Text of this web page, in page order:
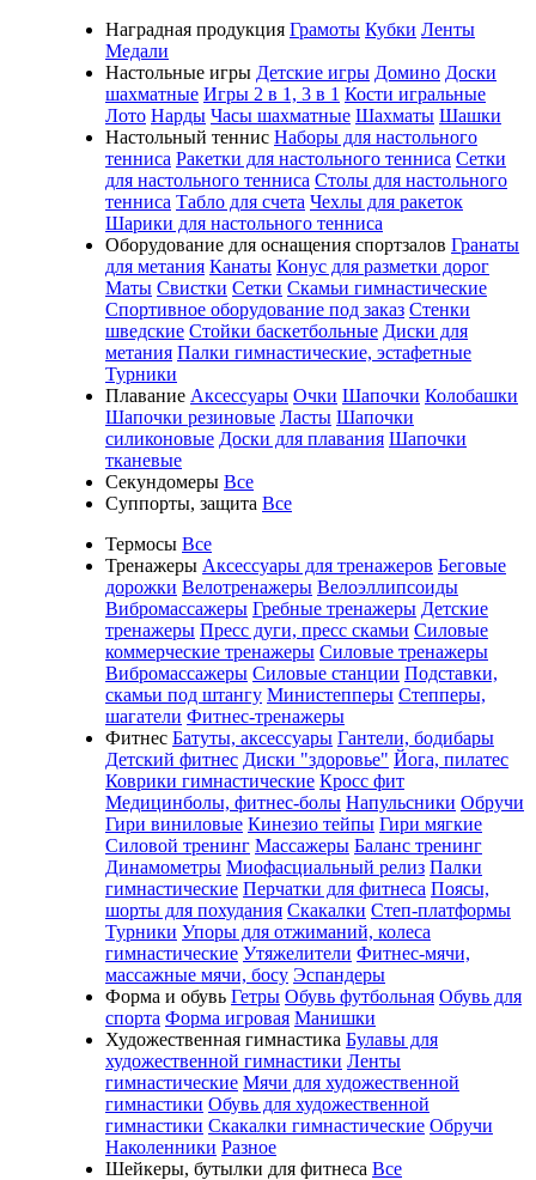
Наградная продукция Грамоты Кубки Ленты
Медали
Настольные игры Детские игры Домино Доски
шахматные Игры 2 в 1, 3 в 1 Кости игральные
Лото Нарды Часы шахматные Шахматы Шашки
Настольный теннис Наборы для настольного
тенниса Ракетки для настольного тенниса Сетки
для настольного тенниса Столы для настольного
тенниса Табло для счета Чехлы для ракеток
Шарики для настольного тенниса
Оборудование для оснащения спортзалов Гранаты
для метания Канаты Конус для разметки дорог
Маты Свистки Сетки Скамьи гимнастические
Спортивное оборудование под заказ Стенки
шведские Стойки баскетбольные Диски для
метания Палки гимнастические, эстафетные
Турники
Плавание Аксессуары Очки Шапочки Колобашки
Шапочки резиновые Ласты Шапочки
силиконовые Доски для плавания Шапочки
тканевые
Секундомеры Все
Суппорты, защита Все
Термосы Все
Тренажеры Аксессуары для тренажеров Беговые
дорожки Велотренажеры Велоэллипсоиды
Вибромассажеры Гребные тренажеры Детские
тренажеры Пресс дуги, пресс скамьи Силовые
коммерческие тренажеры Силовые тренажеры
Вибромассажеры Силовые станции Подставки,
скамьи под штангу Министепперы Степперы,
шагатели Фитнес-тренажеры
Фитнес Батуты, аксессуары Гантели, бодибары
Детский фитнес Диски "здоровье" Йога, пилатес
Коврики гимнастические Кросс фит
Медицинболы, фитнес-болы Напульсники Обручи
Гири виниловые Кинезио тейпы Гири мягкие
Силовой тренинг Массажеры Баланс тренинг
Динамометры Миофасциальный релиз Палки
гимнастические Перчатки для фитнеса Поясы,
шорты для похудания Скакалки Степ-платформы
Турники Упоры для отжиманий, колеса
гимнастические Утяжелители Фитнес-мячи,
массажные мячи, босу Эспандеры
Форма и обувь Гетры Обувь футбольная Обувь для
спорта Форма игровая Манишки
Художественная гимнастика Булавы для
художественной гимнастики Ленты
гимнастические Мячи для художественной
гимнастики Обувь для художественной
гимнастики Скакалки гимнастические Обручи
Наколенники Разное
Шейкеры, бутылки для фитнеса Все